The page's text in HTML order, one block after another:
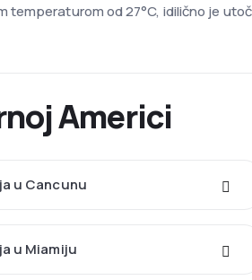
od 27°C, idilično je
Americi
u Cancunu
u Miamiju